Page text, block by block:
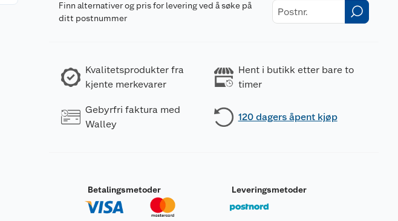
Finn alternativer og pris for levering ved å søke på
ditt postnummer
Kvalitetsprodukter fra
kjente merkevarer
Hent i butikk etter bare to
timer
Gebyrfri faktura med
Walley
120 dagers åpent kjøp
Betalingsmetoder Leveringsmetoder